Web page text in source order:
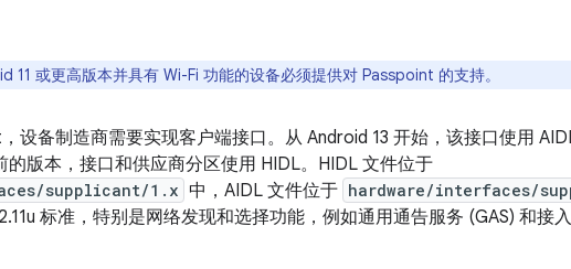
11 或更高版本并具有 Wi-Fi 功能的设备必须提供对 Passpoint 的支持。
设备制造商需要实现客户端接口。从 Android 13 开始，该接口使用
的版本，接口和供应商分区使用 HIDL。HIDL 文件位于
supplicant/1.x 中，AIDL 文件位于 hardware/interfaces/
标准，特别是网络发现和选择功能，例如通用通告服务 (GAS) 和接